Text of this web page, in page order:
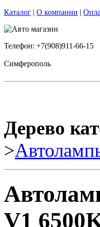
Каталог | О компании |
Телефон: +7(908)911-66-15
Симферополь
Дерево
>
V1